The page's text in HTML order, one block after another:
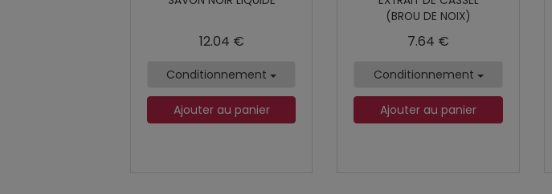
12.04 €
Conditionnement
Ajouter au panier
(BROU DE NOIX)
7.64 €
Conditionnement
Ajouter au panier